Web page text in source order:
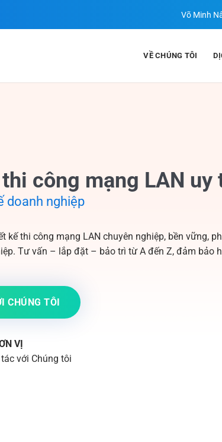
Võ Minh
VỀ CHÚNG TÔI
công mạng LAN uy
doanh nghiệp
kế thi công mạng LAN chuyên nghiệp, bền vững,
Tư vấn – lắp đặt – bảo trì từ A đến Z, đảm bảo
CHÚNG TÔI
VỊ
với Chúng tôi